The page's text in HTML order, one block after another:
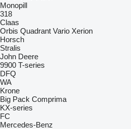
Monopill
318
Claas
Orbis Quadrant Vario Xerion
Horsch
Stralis
John Deere
9900 T-series
DFQ
WA
Krone
Big Pack Comprima
KX-series
FC
Mercedes-Benz